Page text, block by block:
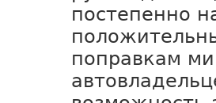
постепенно
поправкам